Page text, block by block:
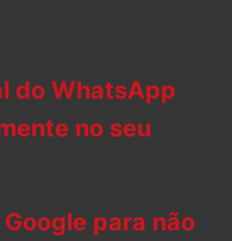
do WhatsApp
no seu
para não